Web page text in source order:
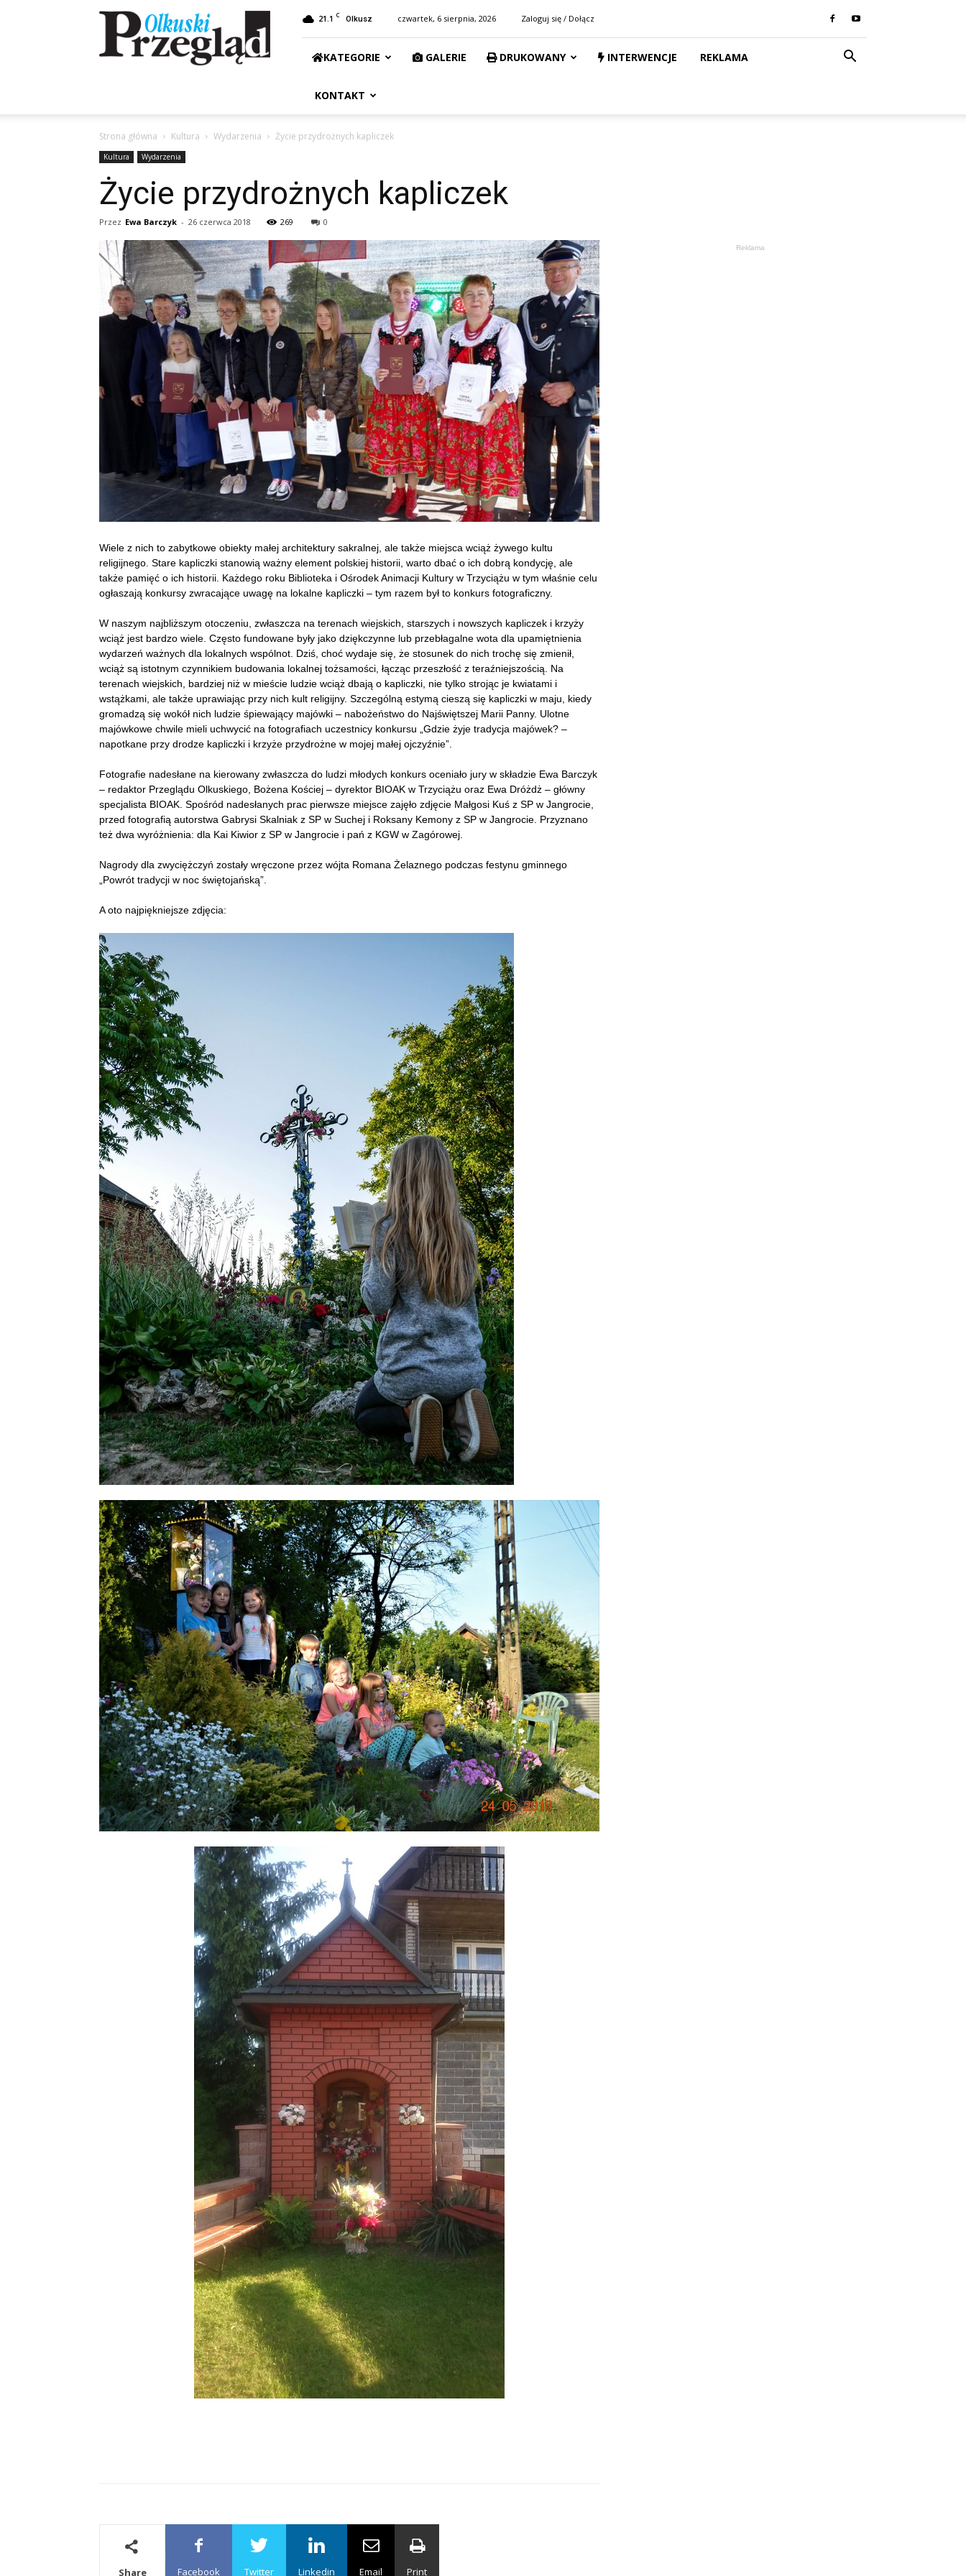
Przegląd
Olkuski
21.1 C Olkusz czwartek, 6 sierpnia, 2026 Zaloguj się / Dołącz
KATEGORIE GALERIE DRUKOWANY INTERWENCJE REKLAMA
KONTAKT
Strona główna Kultura Wydarzenia Życie przydrożnych kapliczek
Kultura Wydarzenia
Życie przydrożnych kapliczek
Przez Ewa Barczyk - 26 czerwca 2018 269 0
Wiele z nich to zabytkowe obiekty małej architektury sakralnej, ale także miejsca wciąż żywego kultu
religijnego. Stare kapliczki stanowią ważny element polskiej historii, warto dbać o ich dobrą kondycję, ale
także pamięć o ich historii. Każdego roku Biblioteka i Ośrodek Animacji Kultury w Trzyciążu w tym właśnie celu
ogłaszają konkursy zwracające uwagę na lokalne kapliczki – tym razem był to konkurs fotograficzny.
W naszym najbliższym otoczeniu, zwłaszcza na terenach wiejskich, starszych i nowszych kapliczek i krzyży
wciąż jest bardzo wiele. Często fundowane były jako dziękczynne lub przebłagalne wota dla upamiętnienia
wydarzeń ważnych dla lokalnych wspólnot. Dziś, choć wydaje się, że stosunek do nich trochę się zmienił,
wciąż są istotnym czynnikiem budowania lokalnej tożsamości, łącząc przeszłość z teraźniejszością. Na
terenach wiejskich, bardziej niż w mieście ludzie wciąż dbają o kapliczki, nie tylko strojąc je kwiatami i
wstążkami, ale także uprawiając przy nich kult religijny. Szczególną estymą cieszą się kapliczki w maju, kiedy
gromadzą się wokół nich ludzie śpiewający majówki – nabożeństwo do Najświętszej Marii Panny. Ulotne
majówkowe chwile mieli uchwycić na fotografiach uczestnicy konkursu „Gdzie żyje tradycja majówek? –
napotkane przy drodze kapliczki i krzyże przydrożne w mojej małej ojczyźnie”.
Fotografie nadesłane na kierowany zwłaszcza do ludzi młodych konkurs oceniało jury w składzie Ewa Barczyk
– redaktor Przeglądu Olkuskiego, Bożena Kościej – dyrektor BIOAK w Trzyciążu oraz Ewa Dróżdż – główny
specjalista BIOAK. Spośród nadesłanych prac pierwsze miejsce zajęło zdjęcie Małgosi Kuś z SP w Jangrocie,
przed fotografią autorstwa Gabrysi Skalniak z SP w Suchej i Roksany Kemony z SP w Jangrocie. Przyznano
też dwa wyróżnienia: dla Kai Kiwior z SP w Jangrocie i pań z KGW w Zagórowej.
Nagrody dla zwyciężczyń zostały wręczone przez wójta Romana Żelaznego podczas festynu gminnego
„Powrót tradycji w noc świętojańską”.
A oto najpiękniejsze zdjęcia:
Share Facebook Twitter Linkedin Email Print
Reklama